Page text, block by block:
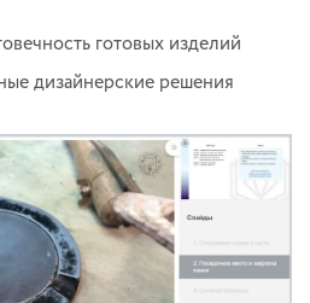
готовых изделий
дизайнерские решения